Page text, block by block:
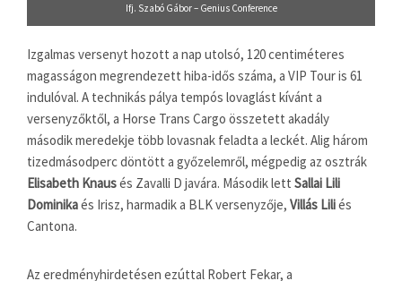
Ifj. Szabó Gábor – Genius Conference
Izgalmas versenyt hozott a nap utolsó, 120 centiméteres
magasságon megrendezett hiba-idős száma, a VIP Tour is 61
indulóval. A technikás pálya tempós lovaglást kívánt a
versenyzőktől, a Horse Trans Cargo összetett akadály
második meredekje több lovasnak feladta a leckét. Alig három
tizedmásodperc döntött a győzelemről, mégpedig az osztrák
Elisabeth Knausés Zavalli D javára. Második lett Sallai Lili
Dominikaés Irisz, harmadik a BLK versenyzője, Villás Liliés
Cantona.
Az eredményhirdetésen ezúttal Robert Fekar, a